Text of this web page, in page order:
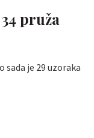
pruža
sada je 29 uzoraka